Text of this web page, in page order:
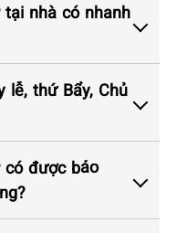
tại nhà có nhanh
lễ, thứ Bẩy, Chủ
có được bảo